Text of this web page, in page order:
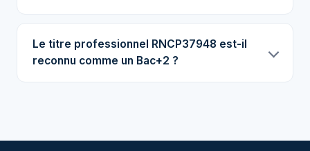
Le titre professionnel RNCP37948 est-il
reconnu comme un Bac+2 ?